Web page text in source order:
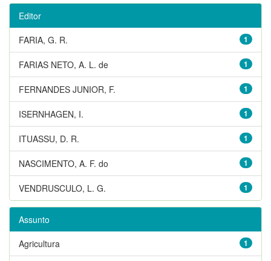
Editor
1
FARIA, G. R.
1
FARIAS NETO, A. L. de
1
FERNANDES JUNIOR, F.
1
ISERNHAGEN, I.
1
ITUASSU, D. R.
1
NASCIMENTO, A. F. do
1
VENDRUSCULO, L. G.
Assunto
1
Agricultura